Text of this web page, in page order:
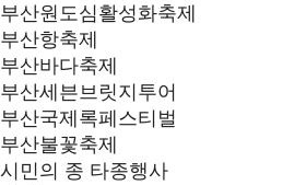
부산원도심활성화축제
부산항축제
부산바다축제
부산세븐브릿지투어
부산국제록페스티벌
부산불꽃축제
시민의 종 타종행사